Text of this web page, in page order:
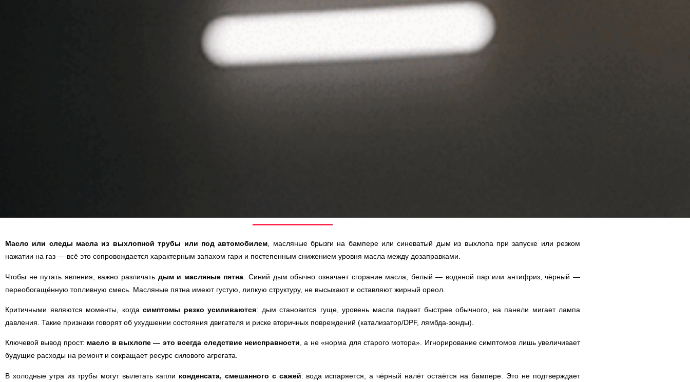
Масло или следы масла из выхлопной трубы или под автомобилем, масляные брызги на бампере или синеватый дым из выхлопа при запуске или резком
нажатии на газ — всё это сопровождается характерным запахом гари и постепенным снижением уровня масла между дозаправками.
Чтобы не путать явления, важно различать дым и масляные пятна . Синий дым обычно означает сгорание масла, белый — водяной пар или антифриз, чёрный —
переобогащённую топливную смесь. Масляные пятна имеют густую, липкую структуру, не высыхают и оставляют жирный ореол.
Критичными являются моменты, когда симптомы резко усиливаются: дым становится гуще, уровень масла падает быстрее обычного, на панели мигает лампа
давления. Такие признаки говорят об ухудшении состояния двигателя и риске вторичных повреждений (катализатор/DPF, лямбда-зонды).
Ключевой вывод прост: масло в выхлопе — это всегда следствие неисправности, а не «норма для старого мотора». Игнорирование симптомов лишь увеличивает
будущие расходы на ремонт и сокращает ресурс силового агрегата.
В холодные утра из трубы могут вылетать капли конденсата, смешанного с сажей: вода испаряется, а чёрный налёт остаётся на бампере. Это не подтверждает